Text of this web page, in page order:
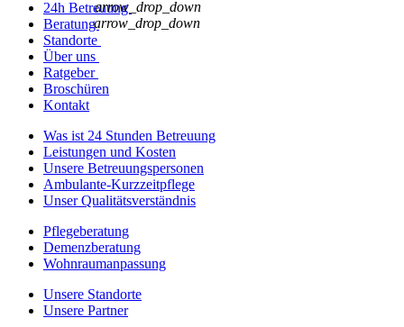
24h Betreuung
Beratung
Standorte
Über uns
arrow_drop_down
Ratgeber
arrow_drop_down
Broschüren
Kontakt
Was ist 24 Stunden Betreuung
Leistungen und Kosten
Unsere Betreuungspersonen
Ambulante-Kurzzeitpflege
Unser Qualitätsverständnis
Pflegeberatung
Demenzberatung
Wohnraumanpassung
Unsere Standorte
Unsere Partner